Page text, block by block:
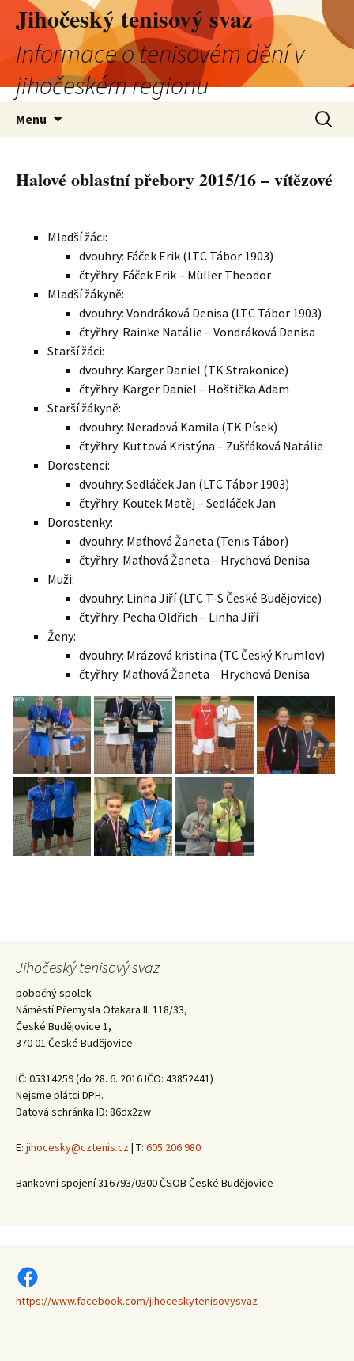
Jihočeský tenisový svaz
Informace o tenisovém dění v
jihočeském regionu
Menu
Halové oblastní přebory 2015/16 – vítězové
Mladší žáci:
dvouhry: Fáček Erik (LTC Tábor 1903)
čtyřhry: Fáček Erik – Müller Theodor
Mladší žákyně:
dvouhry: Vondráková Denisa (LTC Tábor 1903)
čtyřhry: Rainke Natálie – Vondráková Denisa
Starší žáci:
dvouhry: Karger Daniel (TK Strakonice)
čtyřhry: Karger Daniel – Hoštička Adam
Starší žákyně:
dvouhry: Neradová Kamila (TK Písek)
čtyřhry: Kuttová Kristýna – Zušťáková Natálie
Dorostenci:
dvouhry: Sedláček Jan (LTC Tábor 1903)
čtyřhry: Koutek Matěj – Sedláček Jan
Dorostenky:
dvouhry: Maťhová Žaneta (Tenis Tábor)
čtyřhry: Maťhová Žaneta – Hrychová Denisa
Muži:
dvouhry: Linha Jiří (LTC T-S České Budějovice)
čtyřhry: Pecha Oldřich – Linha Jiří
Ženy:
dvouhry: Mrázová kristina (TC Český Krumlov)
čtyřhry: Maťhová Žaneta – Hrychová Denisa
Jihočeský tenisový svaz
pobočný spolek
Náměstí Přemysla Otakara II. 118/33,
České Budějovice 1,
370 01 České Budějovice
IČ: 05314259 (do 28. 6. 2016 IČO: 43852441)
Nejsme plátci DPH.
Datová schránka ID: 86dx2zw
E: jihocesky@cztenis.cz| T: 605 206 980
Bankovní spojení 316793/0300 ČSOB České Budějovice
https://www.facebook.com/jihoceskytenisovysvaz
https://www.facebook.com/jihoceskytenisovysvaz